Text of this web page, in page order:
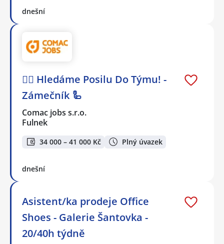
dnešní
🕵️‍♂️ Hledáme Posilu Do Týmu! -
Zámečník 🦾
Comac jobs s.r.o.
Fulnek
34 000 – 41 000 Kč Plný úvazek
dnešní
Asistent/ka prodeje Office
Shoes - Galerie Šantovka -
20/40h týdně